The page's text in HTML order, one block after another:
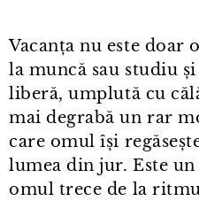
Vacanța nu este doar
la muncă sau studiu
liberă, umplută cu
mai degrabă un rar
care omul își
lumea din jur. Este
omul trece de la